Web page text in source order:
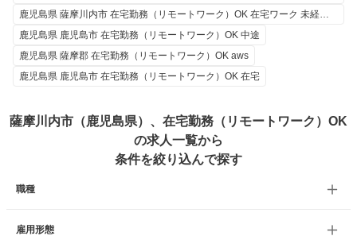
鹿児島県 薩摩川内市 在宅勤務（リモートワーク）OK 在宅ワーク 未経験 50代
鹿児島県 鹿児島市 在宅勤務（リモートワーク）OK 中途
鹿児島県 薩摩郡 在宅勤務（リモートワーク）OK aws
鹿児島県 鹿児島市 在宅勤務（リモートワーク）OK 在宅
薩摩川内市（鹿児島県）、在宅勤務（リモートワーク）OK
の求人一覧から
条件を絞り込んで探す
職種
雇用形態